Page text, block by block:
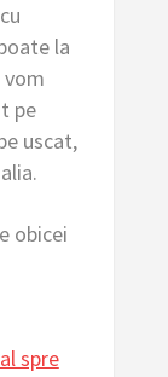
la
vom
pe
uscat,
obicei
spre